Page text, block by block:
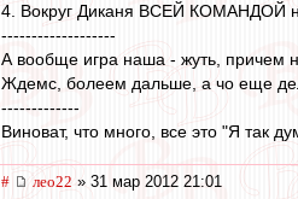
4. Вокруг Диканя ВСЕЙ КОМАНДОЙ
-------------------
А вообще игра наша - жуть, причем
Ждемс, болеем дальше, а чо еще
-------------
Виноват, что много, все это "Я так
# лео22 » 31 мар 2012 21:01